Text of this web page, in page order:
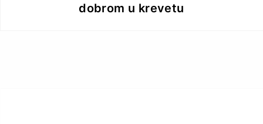
dobrom u krevetu